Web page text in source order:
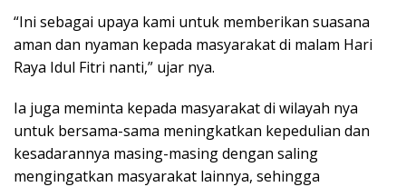
“Ini sebagai upaya kami untuk memberikan suasana
aman dan nyaman kepada masyarakat di malam Hari
Raya Idul Fitri nanti,” ujar nya.
Ia juga meminta kepada masyarakat di wilayah nya
untuk bersama-sama meningkatkan kepedulian dan
kesadarannya masing-masing dengan saling
mengingatkan masyarakat lainnya, sehingga